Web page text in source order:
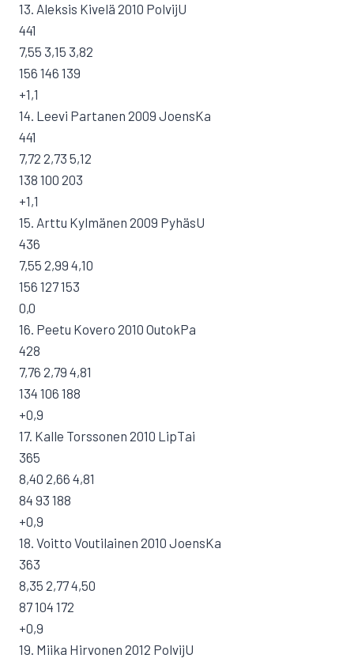
13. Aleksis Kivelä 2010 PolvijU
441
7,55 3,15 3,82
156 146 139
+1,1
14. Leevi Partanen 2009 JoensKa
441
7,72 2,73 5,12
138 100 203
+1,1
15. Arttu Kylmänen 2009 PyhäsU
436
7,55 2,99 4,10
156 127 153
0,0
16. Peetu Kovero 2010 OutokPa
428
7,76 2,79 4,81
134 106 188
+0,9
17. Kalle Torssonen 2010 LipTai
365
8,40 2,66 4,81
84 93 188
+0,9
18. Voitto Voutilainen 2010 JoensKa
363
8,35 2,77 4,50
87 104 172
+0,9
19. Miika Hirvonen 2012 PolvijU